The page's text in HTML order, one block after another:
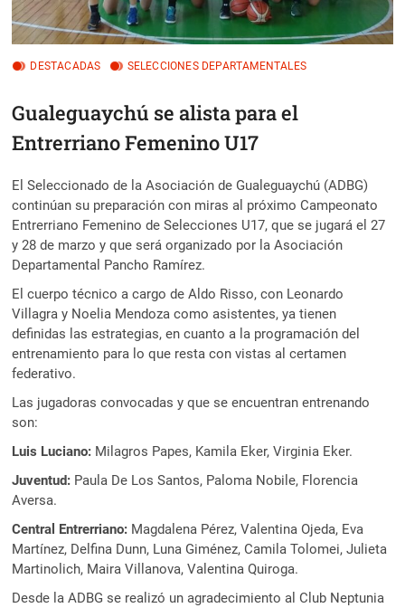
DESTACADAS SELECCIONES DEPARTAMENTALES
Gualeguaychú se alista para el
Entrerriano Femenino U17
El Seleccionado de la Asociación de Gualeguaychú (ADBG)
continúan su preparación con miras al próximo Campeonato
Entrerriano Femenino de Selecciones U17, que se jugará el 27
y 28 de marzo y que será organizado por la Asociación
Departamental Pancho Ramírez.
El cuerpo técnico a cargo de Aldo Risso, con Leonardo
Villagra y Noelia Mendoza como asistentes, ya tienen
definidas las estrategias, en cuanto a la programación del
entrenamiento para lo que resta con vistas al certamen
federativo.
Las jugadoras convocadas y que se encuentran entrenando
son:
Luis Luciano: Milagros Papes, Kamila Eker, Virginia Eker.
Juventud: Paula De Los Santos, Paloma Nobile, Florencia
Aversa.
Central Entrerriano: Magdalena Pérez, Valentina Ojeda, Eva
Martínez, Delfina Dunn, Luna Giménez, Camila Tolomei, Julieta
Martinolich, Maira Villanova, Valentina Quiroga.
Desde la ADBG se realizó un agradecimiento al Club Neptunia